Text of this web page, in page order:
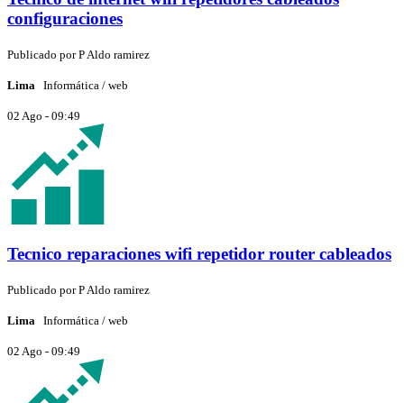
configuraciones
Publicado porP Aldo ramirez
Lima Informática / web
02 Ago - 09:49
Tecnico reparaciones wifi repetidor router cableados
Publicado porPAldo ramirez
Lima Informática / web
02 Ago - 09:49